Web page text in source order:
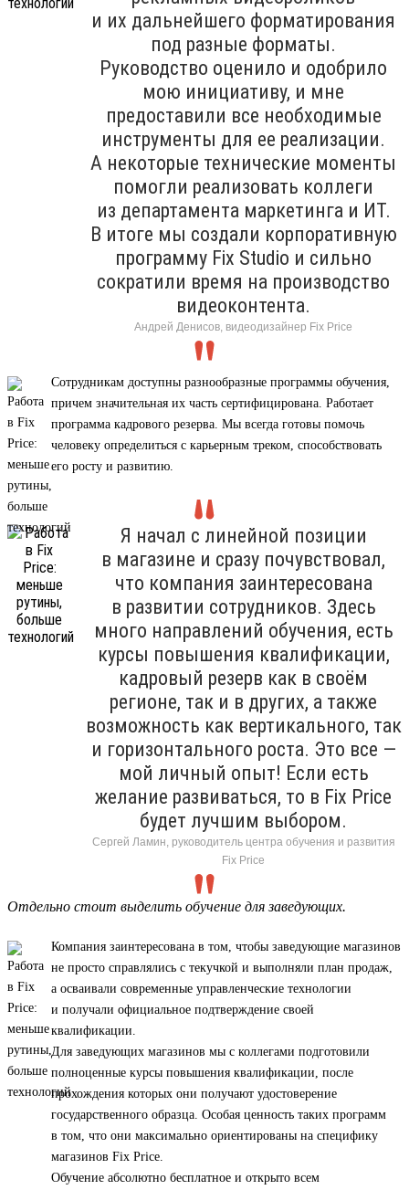
и их дальнейшего форматирования
под разные форматы.
Руководство оценило и одобрило
мою инициативу, и мне
предоставили все необходимые
инструменты для ее реализации.
А некоторые технические моменты
помогли реализовать коллеги
из департамента маркетинга и ИТ.
В итоге мы создали корпоративную
программу Fix Studio и сильно
сократили время на производство
видеоконтента.
Андрей Денисов, видеодизайнер Fix Price
Сотрудникам доступны разнообразные программы обучения,
причем значительная их часть сертифицирована. Работает
программа кадрового резерва. Мы всегда готовы помочь
человеку определиться с карьерным треком, способствовать
его росту и развитию.
Я начал с линейной позиции
в магазине и сразу почувствовал,
что компания заинтересована
в развитии сотрудников. Здесь
много направлений обучения, есть
курсы повышения квалификации,
кадровый резерв как в своём
регионе, так и в других, а также
возможность как вертикального, так
и горизонтального роста. Это все —
мой личный опыт! Если есть
желание развиваться, то в Fix Price
будет лучшим выбором.
Сергей Ламин, руководитель центра обучения и развития
Fix Price
Отдельно стоит выделить обучение для заведующих.
Компания заинтересована в том, чтобы заведующие магазинов
не просто справлялись с текучкой и выполняли план продаж,
а осваивали современные управленческие технологии
и получали официальное подтверждение своей
квалификации.
Для заведующих магазинов мы с коллегами подготовили
полноценные курсы повышения квалификации, после
прохождения которых они получают удостоверение
государственного образца. Особая ценность таких программ
в том, что они максимально ориентированы на специфику
магазинов Fix Price.
Обучение абсолютно бесплатное и открыто всем